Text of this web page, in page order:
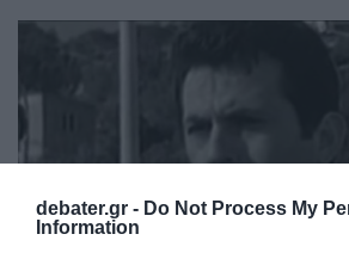
debater.gr - Do Not Process My
Information